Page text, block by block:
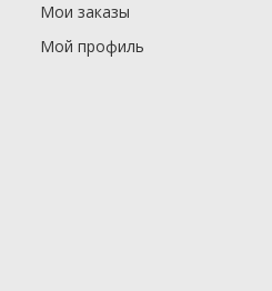
Мои заказы
Мой профиль